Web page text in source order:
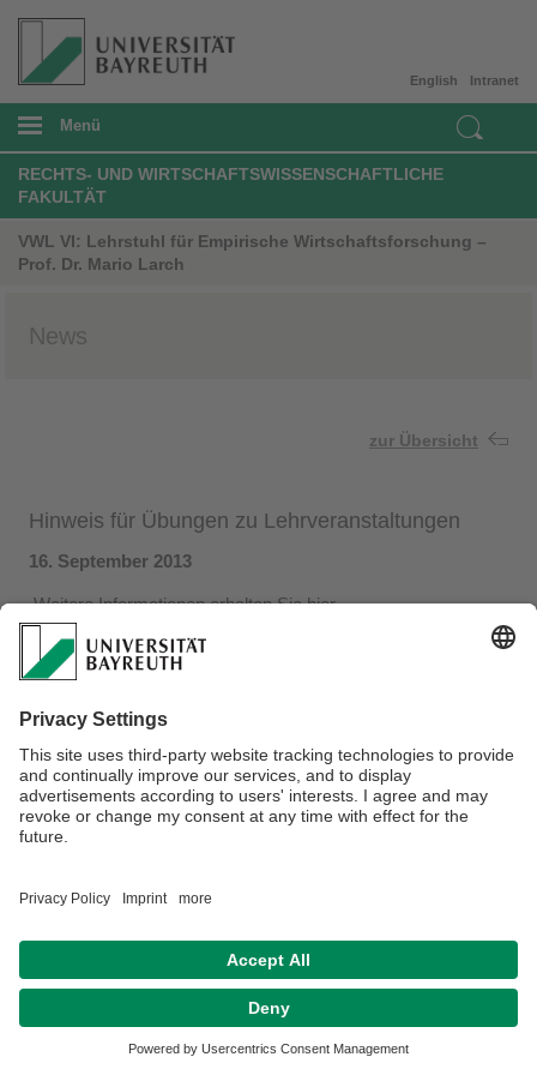
Intranet
English
Menü
RECHTS- UND WIRTSCHAFTSWISSENSCHAFTLICHE
FAKULTÄT
VWL VI: Lehrstuhl für Empirische Wirtschaftsforschung –
Prof. Dr. Mario Larch
News
zur Übersicht
Hinweis für Übungen zu Lehrveranstaltungen
16. September 2013
Weitere Informationen erhalten Siehier.
Datenschutz / Disclaimer Impressum Hausordnung
Sitemap
Kontakt
Barrierefreiheitserklärung